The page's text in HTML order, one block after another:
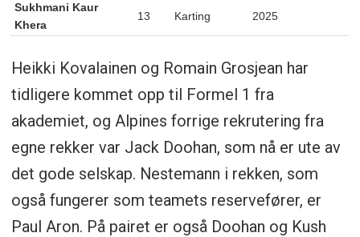
Sukhmani Kaur
Khera
13 Karting 2025
Heikki Kovalainen og Romain Grosjean har
tidligere kommet opp til Formel 1 fra
akademiet, og Alpines forrige rekrutering fra
egne rekker var Jack Doohan, som nå er ute av
det gode selskap. Nestemann i rekken, som
også fungerer som teamets reservefører, er
Paul Aron. På pairet er også Doohan og Kush